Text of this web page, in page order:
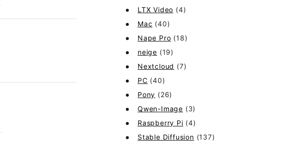
LTX Video (4)
Mac (40)
Nape Pro (18)
neige (19)
Nextcloud (7)
PC (40)
Pony (26)
Qwen-Image (3)
Raspberry Pi (4)
Stable Diffusion (137)